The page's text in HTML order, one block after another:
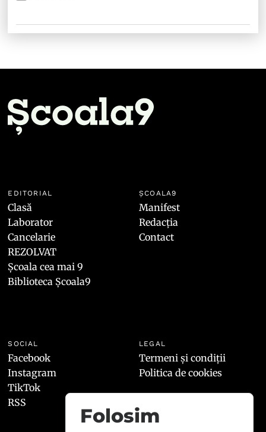
EDITORIAL
Clasă
Laborator
Cancelarie
REZOLVAT
Școala cea mai 9
Biblioteca Școala9
ȘCOALA9
Manifest
Redacția
Contact
SOCIAL
Facebook
Instagram
TikTok
RSS
LEGAL
Termeni și condiții
Politica de cookies
Folosim